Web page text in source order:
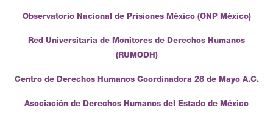
Observatorio Nacional de Prisiones México (ONP México)
Red Universitaria de Monitores de Derechos Humanos
(RUMODH)
Centro de Derechos Humanos Coordinadora 28 de Mayo A.C.
Asociación de Derechos Humanos del Estado de México